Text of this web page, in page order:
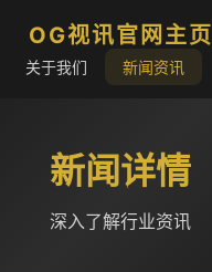
OG视讯官网主页
关于我们 新闻资讯
新闻详情
深入了解行业资讯